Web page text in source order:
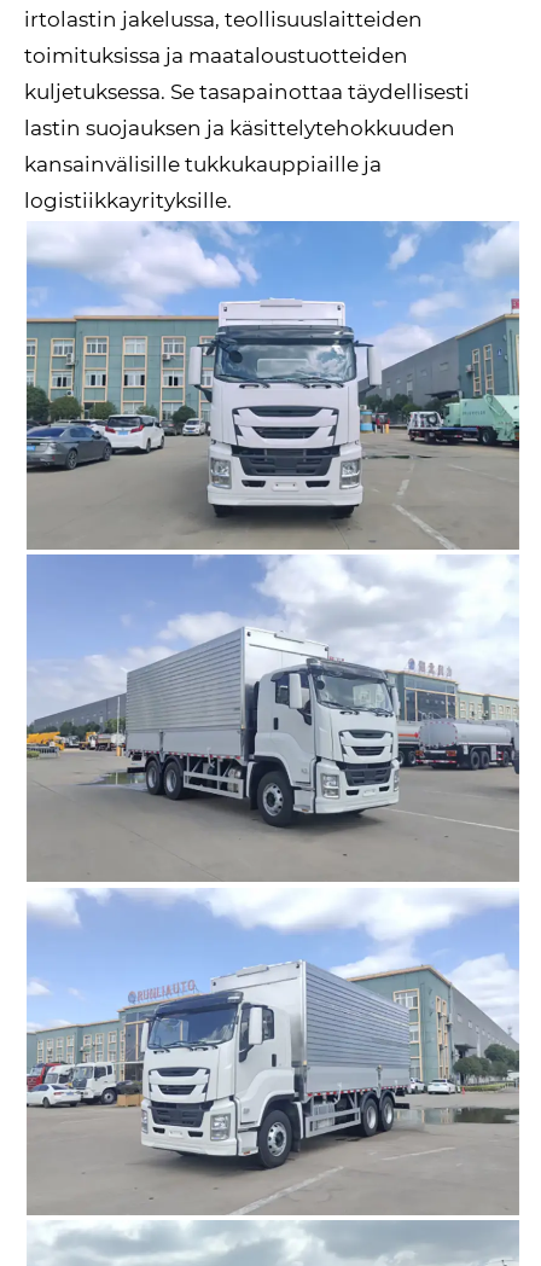
irtolastin jakelussa, teollisuuslaitteiden
toimituksissa ja maataloustuotteiden
kuljetuksessa. Se tasapainottaa täydellisesti
lastin suojauksen ja käsittelytehokkuuden
kansainvälisille tukkukauppiaille ja
logistiikkayrityksille.